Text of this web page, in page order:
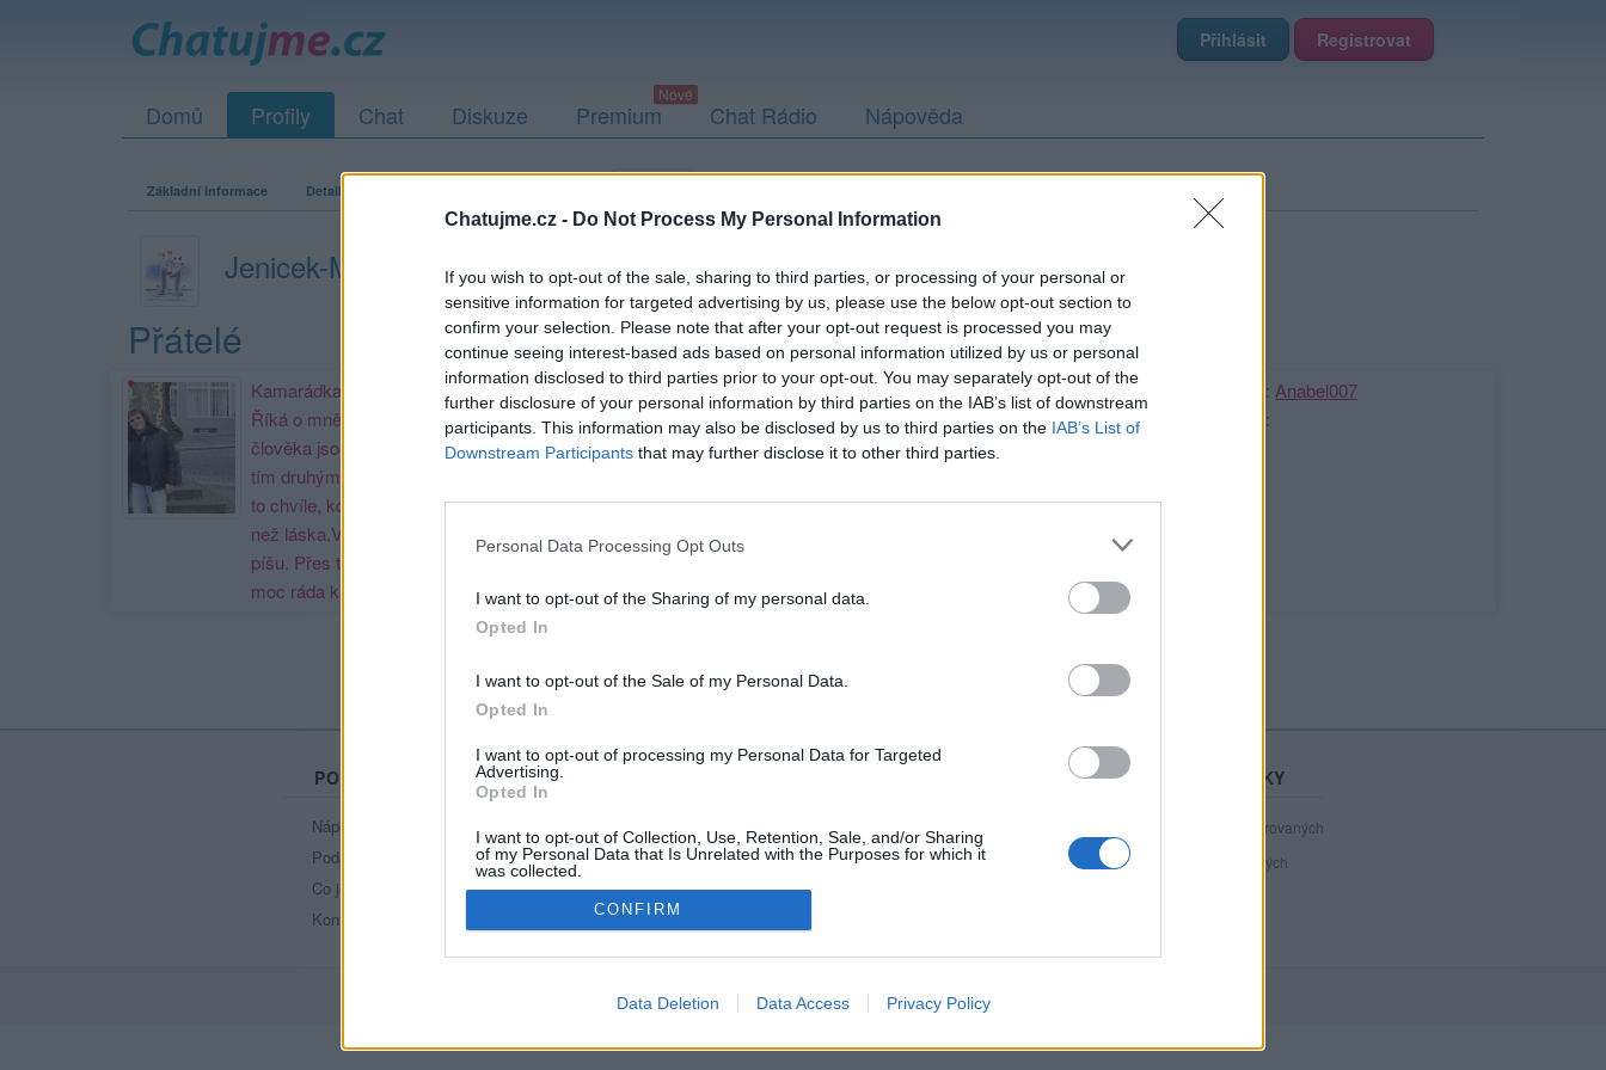
Chatujme.cz - Do Not Process My Personal Information
If you wish to opt-out of the sale, sharing to third parties, or processing of your personal or
sensitive information for targeted advertising by us, please use the below opt-out section to
confirm your selection. Please note that after your opt-out request is processed you may
continue seeing interest-based ads based on personal information utilized by us or personal
information disclosed to third parties prior to your opt-out. You may separately opt-out of the
further disclosure of your personal information by third parties on the IAB’s list of downstream
participants. This information may also be disclosed by us to third parties on the IAB’s List of
Downstream Participants that may further disclose it to other third parties.
Personal Data Processing Opt Outs
I want to opt-out of the Sharing of my personal data.
Opted In
I want to opt-out of the Sale of my Personal Data.
Opted In
I want to opt-out of processing my Personal Data for Targeted
Advertising.
Opted In
I want to opt-out of Collection, Use, Retention, Sale, and/or Sharing
of my Personal Data that Is Unrelated with the Purposes for which it
was collected.
Opted Out
CONFIRM
Data Deletion Data Access Privacy Policy
Přihlásit Registrovat
Domů Profily Chat Diskuze Premium Chat Rádio Nápověda
Základní informace Detailní informace
Jenicek-Marenka1
Přátelé
Kamarádka:
Říká o mně: ♥♥♥V životě
člověka jsou chvíle, kdy si je s
tím druhým strašně blízko! Jsou
to chvíle, kdy je přátelství víc
než láska.Však ty víš o čem
píšu. Přes to všechno mám Tě
moc ráda kamaráde múj.♥♥♥
Kamarádka: magdalena1
Říká o mně:
Kamarádka: Anabel007
Říká o mně:
PORTÁL
Nápověda
Podpořte nás
Co je nového
Kontakt
PODMÍNKY A BEZPEČNOST
Podmínky použití
Ochrana osobních údajů
Chat
Diskuze
STATISTIKY
registrovaných
přihlášených
© 2011–2026 Chatujme.cz · LuRy.cz v1.5922#20260805